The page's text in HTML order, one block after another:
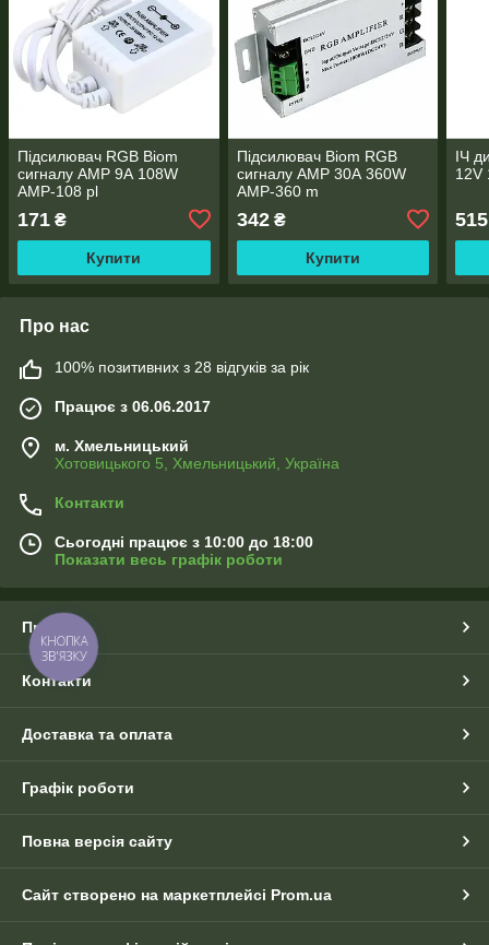
Підсилювач RGB Biom
сигналу AMP 9А 108W
AMP-108 pl
171 ₴
Купити
Підсилювач Biom RGB
сигналу AMP 30А 360W
AMP-360 m
342₴
Купити
ІЧ
12V
515
Про нас
100% позитивних з 28 відгуків за рік
Працює з 06.06.2017
м. Хмельницький
Хотовицького 5, Хмельницький, Україна
Контакти
Сьогодні працює з 10:00 до 18:00
Показати весь графік роботи
Про нас
Контакти
Доставка та оплата
Графік роботи
Повна версія сайту
Сайт створено на маркетплейсі Prom.ua
КНОПКА
ЗВ'ЯЗКУ